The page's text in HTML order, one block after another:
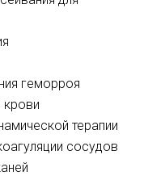
геморроя
крови
терапии
сосудов